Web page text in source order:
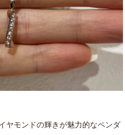
ヤモンドの輝きが魅力的なペンダ